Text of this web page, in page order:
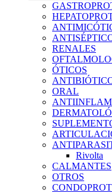
RENALES
ÓTICOS
ORAL
Rivolta
CALMANTES
OTROS